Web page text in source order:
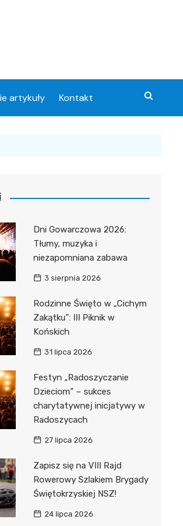
artykuły Kontakt
Dni Gowarczowa 2026:
Tłumy, muzyka i
niezapomniana zabawa
3 sierpnia 2026
Rodzinne Święto w „Cichym
Zakątku”: III Piknik w
Końskich
31 lipca 2026
Festyn „Radoszyczanie
Dzieciom” – sukces
charytatywnej inicjatywy w
Radoszycach
27 lipca 2026
Zapisz się na VIII Rajd
Rowerowy Szlakiem Brygady
Świętokrzyskiej NSZ!
24 lipca 2026